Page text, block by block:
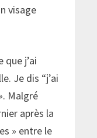
visage
j’ai
Je dis “j’ai
Malgré
après la
» entre le